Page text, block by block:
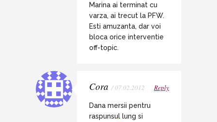
Marina ai terminat cu
varza, ai trecut la PFW.
Esti amuzanta, dar voi
bloca orice interventie
off-topic.
Cora / 07.02.2012 Reply
Dana mersii pentru
raspunsul lung si